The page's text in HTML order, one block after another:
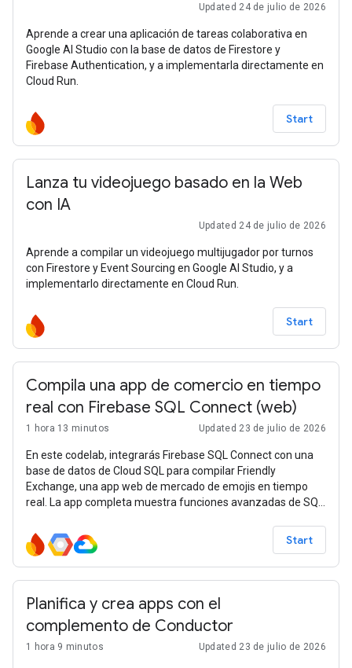
Updated 24 de julio de 2026
Aprende a crear una aplicación de tareas colaborativa en
Google AI Studio con la base de datos de Firestore y
Firebase Authentication, y a implementarla directamente en
Cloud Run.
Start
Lanza tu videojuego basado en la Web
con IA
Updated 24 de julio de 2026
Aprende a compilar un videojuego multijugador por turnos
con Firestore y Event Sourcing en Google AI Studio, y a
implementarlo directamente en Cloud Run.
Start
Compila una app de comercio en tiempo
real con Firebase SQL Connect (web)
1 hora 13 minutos Updated 23 de julio de 2026
En este codelab, integrarás Firebase SQL Connect con una
base de datos de Cloud SQL para compilar Friendly
Exchange, una app web de mercado de emojis en tiempo
real. La app completa muestra funciones avanzadas de SQL
Start
Planifica y crea apps con el
complemento de Conductor
1 hora 9 minutos Updated 23 de julio de 2026